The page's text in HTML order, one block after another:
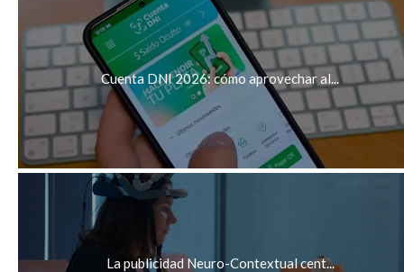
Cuenta DNI 2026: cómo aprovechar al...
La publicidad Neuro-Contextual cent...